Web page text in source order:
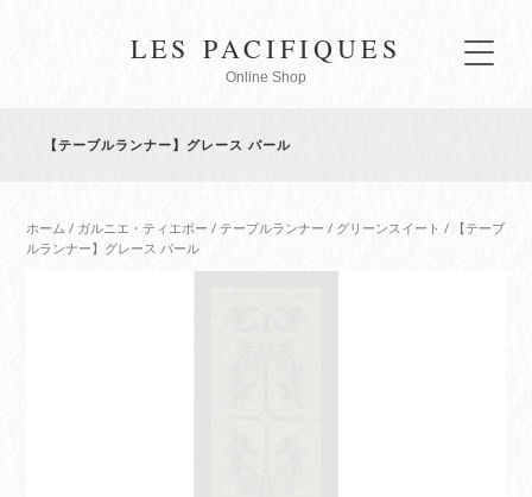
LES PACIFIQUES
Online Shop
【テーブルランナー】グレース パール
ホーム / ガルニエ・ティエボー /テーブルランナー / グリーンスイート / 【テーブ
ルランナー】グレース パール